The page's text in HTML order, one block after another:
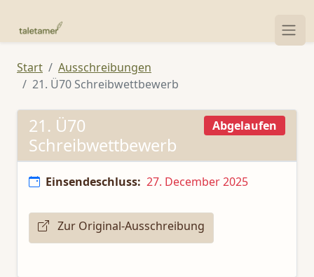
Start
Ausschreibungen
21. Ü70 Schreibwettbewerb
21. Ü70
Schreibwettbewerb
Abgelaufen
Einsendeschluss: 27. December 2025
Zur Original-Ausschreibung